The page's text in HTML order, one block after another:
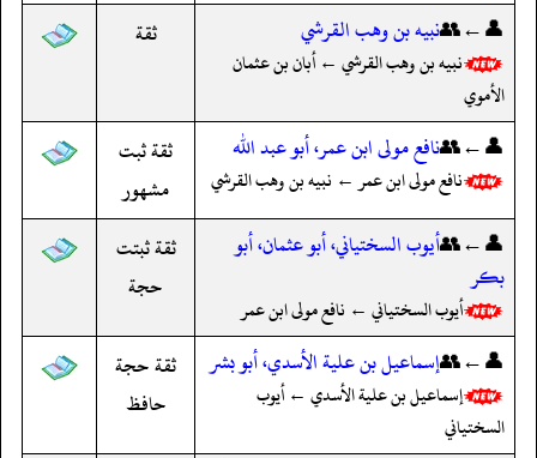
👤←👥نبيه بن وهب القرشي
نبيه بن وهب القرشي ← أبان بن عثمان
الأموي
ثقة
👤←👥نافع مولى ابن عمر، أبو عبد الله
نافع مولى ابن عمر ← نبيه بن وهب القرشي
ثقة ثبت
مشهور
👤←👥أيوب السختياني، أبو عثمان، أبو
بكر
أيوب السختياني ← نافع مولى ابن عمر
ثقة ثبتت
حجة
👤←👥إسماعيل بن علية الأسدي، أبو بشر
إسماعيل بن علية الأسدي ← أيوب
السختياني
ثقة حجة
حافظ